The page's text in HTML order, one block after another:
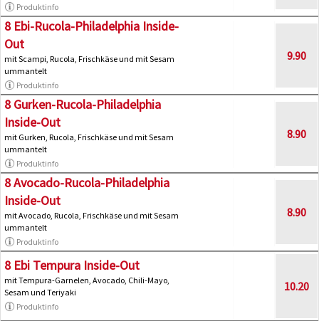
Produktinfo
8 Ebi-Rucola-Philadelphia Inside-
Out
mit Scampi, Rucola, Frischkäse und mit Sesam
ummantelt
Produktinfo
9.90
8 Gurken-Rucola-Philadelphia
Inside-Out
mit Gurken, Rucola, Frischkäse und mit Sesam
ummantelt
Produktinfo
8.90
8 Avocado-Rucola-Philadelphia
Inside-Out
mit Avocado, Rucola, Frischkäse und mit Sesam
ummantelt
Produktinfo
8.90
8 Ebi Tempura Inside-Out
mit Tempura-Garnelen, Avocado, Chili-Mayo,
Sesam und Teriyaki
Produktinfo
10.20